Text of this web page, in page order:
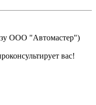
ООО "Автомастер")
вас!